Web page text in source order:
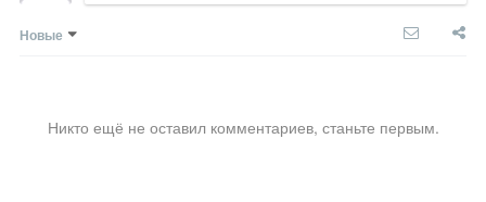
Новые
Никто ещё не оставил комментариев, станьте первым.